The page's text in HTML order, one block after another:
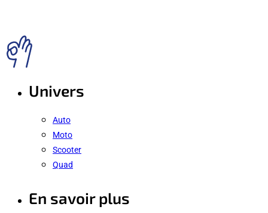
Univers
Auto
Moto
Scooter
Quad
En savoir plus